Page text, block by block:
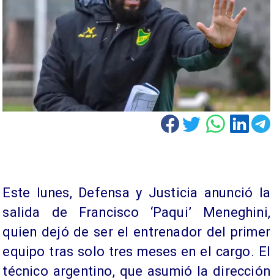
Este lunes, Defensa y Justicia anunció la
salida de Francisco ‘Paqui’ Meneghini,
quien dejó de ser el entrenador del primer
equipo tras solo tres meses en el cargo. El
técnico argentino, que asumió la dirección